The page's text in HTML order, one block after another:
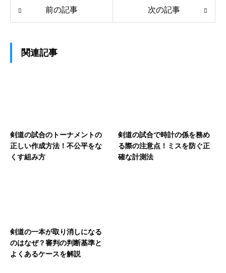
前の記事 次の記事
関連記事
剣道の試合のトーナメントの
正しい作成方法！不公平をな
くす組み方
剣道の試合で時計の係を務め
る際の注意点！ミスを防ぐ正
確な計測法
剣道の一本が取り消しになる
のはなぜ？審判の判断基準と
よくあるケースを解説